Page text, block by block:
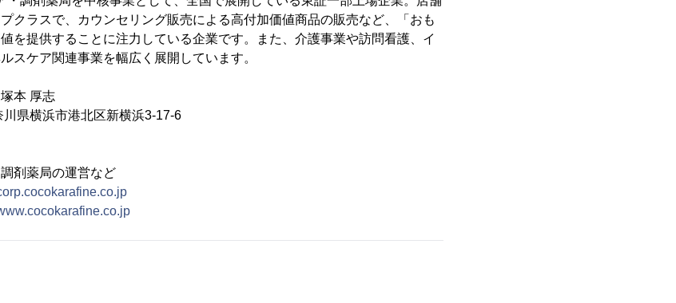
クラスで、カウンセリング販売による高付加価値商品の販売など、「おも
を提供することに注力している企業です。また、介護事業や訪問看護、イ
スケア関連事業を幅広く展開しています。
本 厚志
県横浜市港北区新横浜3-17-6
剤薬局の運営など